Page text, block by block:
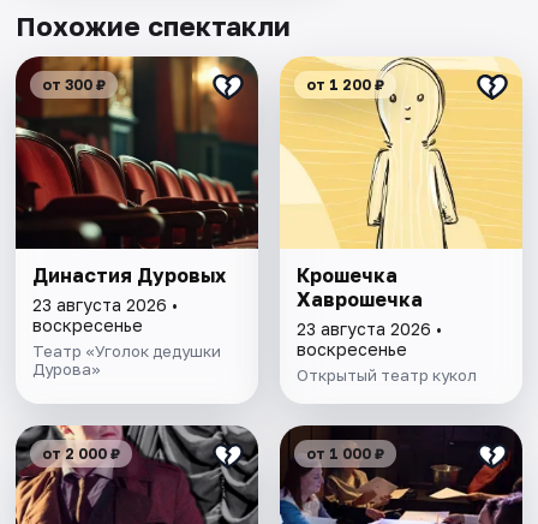
Похожие спектакли
от 300 ₽
Династия Дуровых
23 августа 2026 •
воскресенье
Театр «Уголок дедушки
Дурова»
от 1 200 ₽
Крошечка
Хаврошечка
23 августа 2026 •
воскресенье
Открытый театр кукол
от 2 000 ₽ от 1 000 ₽